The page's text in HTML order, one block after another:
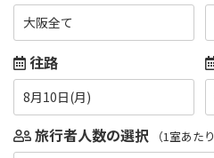
大阪全て
往路
8月10日(月)
旅行者人数の選択 （1室あたり